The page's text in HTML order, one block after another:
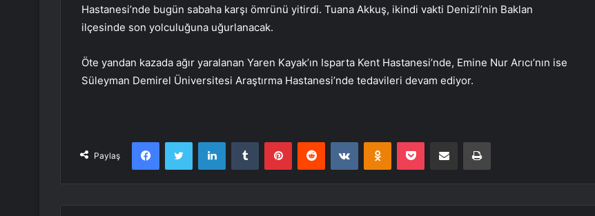
Hastanesi’nde bugün sabaha karşı ömrünü yitirdi. Tuana Akkuş, ikindi vakti Denizli’nin Baklan
ilçesinde son yolculuğuna uğurlanacak.
Öte yandan kazada ağır yaralanan Yaren Kayak’ın Isparta Kent Hastanesi’nde, Emine Nur Arıcı’nın ise
Süleyman Demirel Üniversitesi Araştırma Hastanesi’nde tedavileri devam ediyor.
Paylaş
FacebookTwitter LinkedInTumblr PinterestReddit VKontakteOdnoklassniki
Pocket E-Posta ile paylaş Yazdır